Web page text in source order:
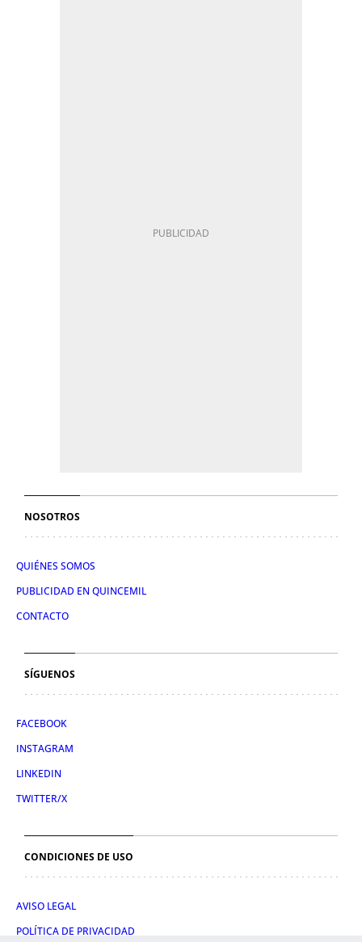
NOSOTROS
QUIÉNES SOMOS
PUBLICIDAD EN QUINCEMIL
CONTACTO
SÍGUENOS
FACEBOOK
INSTAGRAM
LINKEDIN
TWITTER/X
CONDICIONES DE USO
AVISO LEGAL
POLÍTICA DE PRIVACIDAD